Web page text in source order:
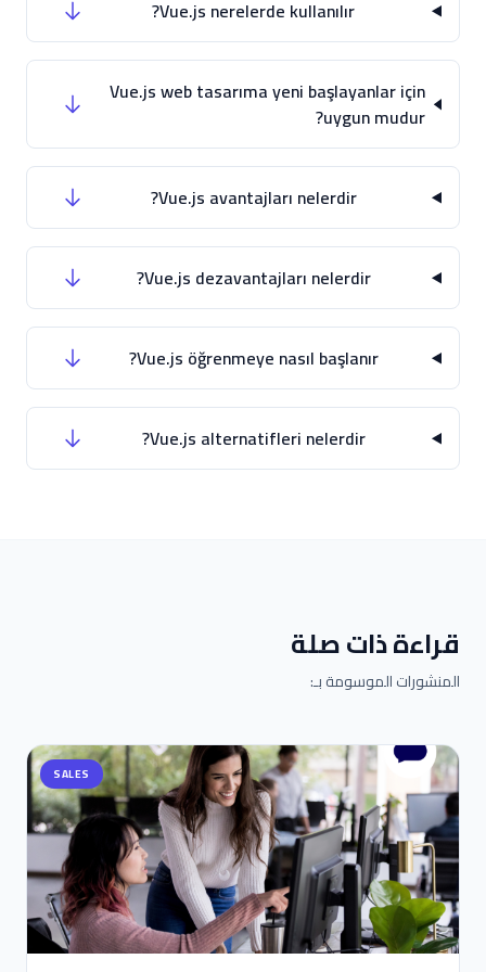
Vue.js nerelerde kullanılır?
Vue.js web tasarıma yeni başlayanlar için
uygun mudur?
Vue.js avantajları nelerdir?
Vue.js dezavantajları nelerdir?
Vue.js öğrenmeye nasıl başlanır?
Vue.js alternatifleri nelerdir?
قراءة ذات صلة
المنشورات الموسومة بـ:
SALES